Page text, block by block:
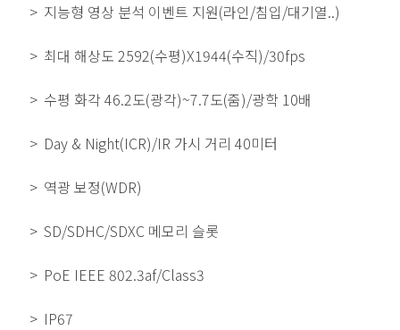
지능형 영상 분석 이벤트 지원(라인/침입/대기열..)
최대 해상도 2592(수평)X1944(수직)/30fps
수평 화각 46.2도(광각)~7.7도(줌)/광학 10배
Day & Night(ICR)/IR 가시 거리 40미터
역광 보정(WDR)
SD/SDHC/SDXC 메모리 슬롯
PoE IEEE 802.3af/Class3
IP67